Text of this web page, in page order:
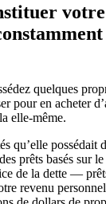
quelques
pour en acheter
elle-même.
qu’elle possédait
prêts basés sur
de la dette —
revenu